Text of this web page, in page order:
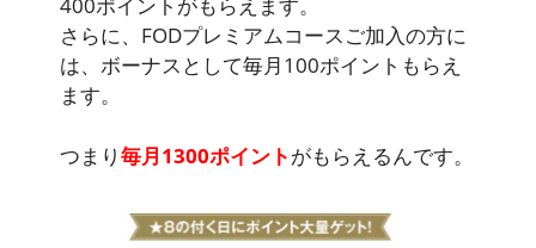
400ポイントがもらえます。
さらに、FODプレミアムコースご加入の方に
は、ボーナスとして毎月100ポイントもらえ
ます。
つまり毎月1300ポイントがもらえるんです。